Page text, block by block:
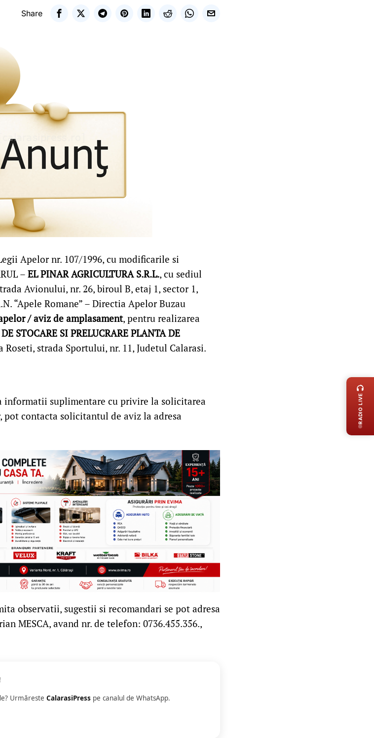
Share
Apelor nr. 107/1996, cu modificarile si
–EL PINAR AGRICULTURA S.R.L., cu sediul
Avionului, nr. 26, biroul B, etaj 1, sector 1,
“Apele Romane” – Directia Apelor Buzau
/ aviz de amplasament, pentru realizarea
STOCARE SI PRELUCRARE PLANTA DE
Roseti, strada Sportului, nr. 11, Judetul Calarasi.
informatii suplimentare cu privire la solicitarea
pot contacta solicitantul de aviz la adresa
observatii, sugestii si recomandari se pot adresa
MESCA, avand nr. de telefon: 0736.455.356.,
Urmăreste CalarasiPress pe canalul de WhatsApp.
RADIO LIVE